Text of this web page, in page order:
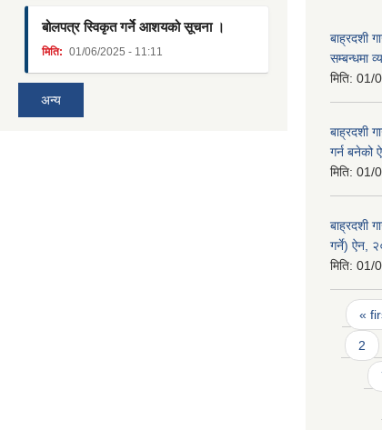
बोलपत्र स्विकृत गर्ने आशयको सूचना ।
मिति: 01/06/2025 - 11:11
अन्य
बाह्रदशी
सम्बन्धमा
मिति: 01/
बाह्रदशी
गर्न बनेको
मिति: 01/
बाह्रदशी
गर्ने) ऐन,
मिति: 01/
«
2